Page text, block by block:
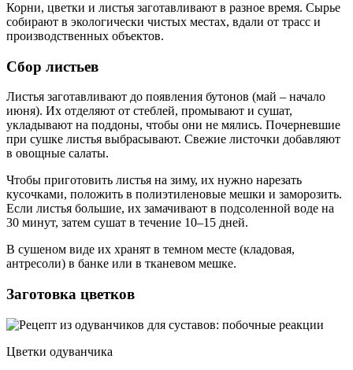
Корни, цветки и листья заготавливают в разное время. Сырье
собирают в экологически чистых местах, вдали от трасс и
производственных объектов.
Сбор листьев
Листья заготавливают до появления бутонов (май – начало
июня). Их отделяют от стеблей, промывают и сушат,
укладывают на поддоны, чтобы они не мялись. Почерневшие
при сушке листья выбрасывают. Свежие листочки добавляют
в овощные салаты.
Чтобы приготовить листья на зиму, их нужно нарезать
кусочками, положить в полиэтиленовые мешки и заморозить.
Если листья большие, их замачивают в подсоленной воде на
30 минут, затем сушат в течение 10–15 дней.
В сушеном виде их хранят в темном месте (кладовая,
антресоли) в банке или в тканевом мешке.
Заготовка цветков
Цветки одуванчика